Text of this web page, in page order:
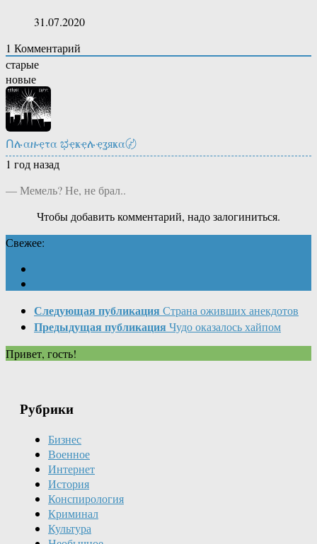
31.07.2020
1 Комментарий
старые
новые
Ոሉαዙҿτα ಭҿҝҿሉҿʓяҝα〄
1 год назад
— Мемель? Не, не брал..
Чтобы добавить комментарий, надо залогиниться.
Свежее:
Следующая публикация Страна оживших анекдотов
Предыдущая публикация Чудо оказалось хайпом
Привет, гость!
Рубрики
Бизнес
Военное
Интернет
История
Конспирология
Криминал
Культура